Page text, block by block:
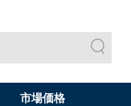
市場価格